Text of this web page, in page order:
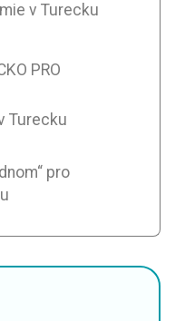
v Turecku
PRO
Turecku
pro